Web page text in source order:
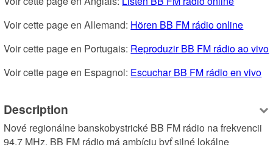
Voir cette page en Allemand: Hören BB FM rádio online
Voir cette page en Portugais: Reproduzir BB FM rádio ao vivo
Voir cette page en Espagnol: Escuchar BB FM rádio en vivo
Description
Nové regionálne banskobystrické BB FM rádio na frekvencii
94,7 MHz. BB FM rádio má ambíciu byť silné lokálne